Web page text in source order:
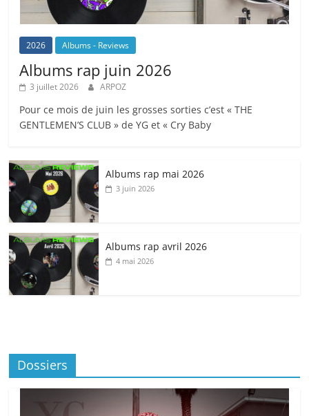
2026 Albums - Reviews
Albums rap juin 2026
3 juillet 2026 ARPOZ
Pour ce mois de juin les grosses sorties c’est « THE
GENTLEMEN’S CLUB » de YG et « Cry Baby
Albums rap mai 2026
3 juin 2026
Albums rap avril 2026
4 mai 2026
Dossiers